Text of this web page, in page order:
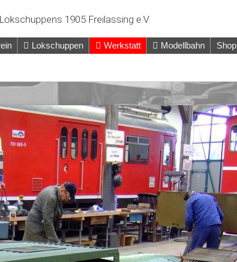
Lokschuppen Werkstatt Modellbahn Shop
1905 Freilassing e.V.